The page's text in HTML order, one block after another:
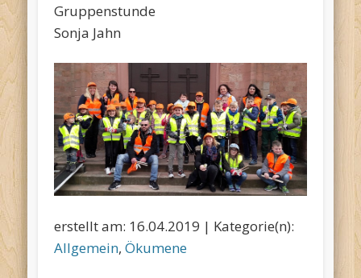
Gruppenstunde
Sonja Jahn
erstellt am: 16.04.2019 | Kategorie(n):
Allgemein, Ökumene